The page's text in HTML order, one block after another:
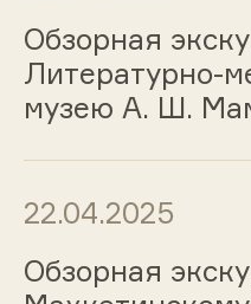
Обзорная
Литературно-
музею А. Ш.
22.04.2025
Обзорная